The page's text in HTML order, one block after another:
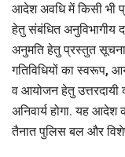
आदेश अवधि में किसी भी
हेतु संबंधित अनुविभागीय
अनुमति हेतु प्रस्तुत सूचना
गतिविधियों का स्वरूप,
व आयोजन हेतु उत्तरदायी
अनिवार्य होगा. यह
तैनात पुलिस बल और